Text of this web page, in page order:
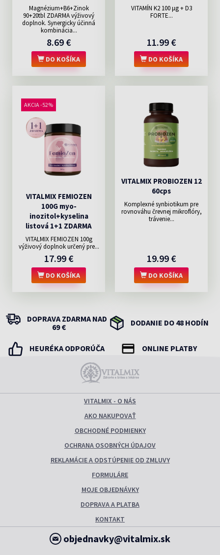
Magnézium+B6+Zinok
90+20tbl ZDARMA výživový
doplnok. Synergicky účinná
kombinácia...
8.69 €
DO KOŠÍKA
VITAMÍN K2 100 μg + D3
FORTE...
11.99 €
DO KOŠÍKA
AKCIA -52%
VITALMIX FEMIOZEN
100G myo-
inozitol+kyselina
listová 1+1 ZDARMA
VITALMIX FEMIOZEN 100g
výživový doplnok určený pre...
17.99 €
DO KOŠÍKA
VITALMIX PROBIOZEN 12
60cps
Komplexné synbiotikum pre
rovnováhu črevnej mikroflóry,
trávenie...
19.99 €
DO KOŠÍKA
DOPRAVA ZDARMA NAD
69 €
DODANIE DO 48 HODÍN
HEURÉKA ODPORÚČA ONLINE PLATBY
VITALMIX - O NÁS
AKO NAKUPOVAŤ
OBCHODNÉ PODMIENKY
OCHRANA OSOBNÝCH ÚDAJOV
REKLAMÁCIE A ODSTÚPENIE OD ZMLUVY
FORMULÁRE
MOJE OBJEDNÁVKY
DOPRAVA A PLATBA
KONTAKT
objednavky@vitalmix.sk